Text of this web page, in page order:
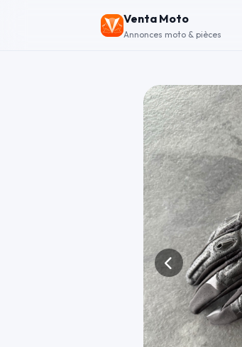
Venta Moto
Annonces moto & pièces